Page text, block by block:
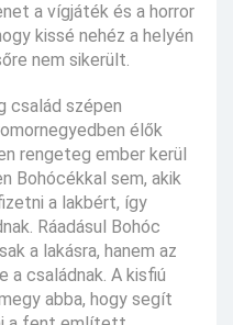
a vígjáték és a horror
kissé nehéz a helyén
nem sikerült.
család szépen
élők
rengeteg ember kerül
Bohócékkal sem, akik
a lakbért, így
Ráadásul Bohóc
a lakásra, hanem az
a családnak. A kisfiú
abba, hogy segít